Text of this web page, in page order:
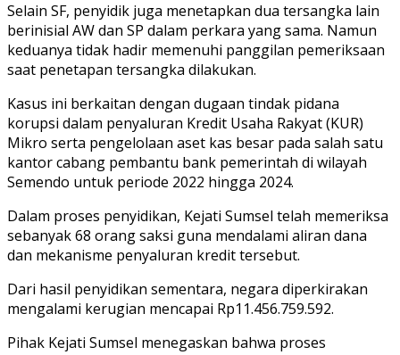
Selain SF, penyidik juga menetapkan dua tersangka lain
berinisial AW dan SP dalam perkara yang sama. Namun
keduanya tidak hadir memenuhi panggilan pemeriksaan
saat penetapan tersangka dilakukan.
Kasus ini berkaitan dengan dugaan tindak pidana
korupsi dalam penyaluran Kredit Usaha Rakyat (KUR)
Mikro serta pengelolaan aset kas besar pada salah satu
kantor cabang pembantu bank pemerintah di wilayah
Semendo untuk periode 2022 hingga 2024.
Dalam proses penyidikan, Kejati Sumsel telah memeriksa
sebanyak 68 orang saksi guna mendalami aliran dana
dan mekanisme penyaluran kredit tersebut.
Dari hasil penyidikan sementara, negara diperkirakan
mengalami kerugian mencapai Rp11.456.759.592.
Pihak Kejati Sumsel menegaskan bahwa proses